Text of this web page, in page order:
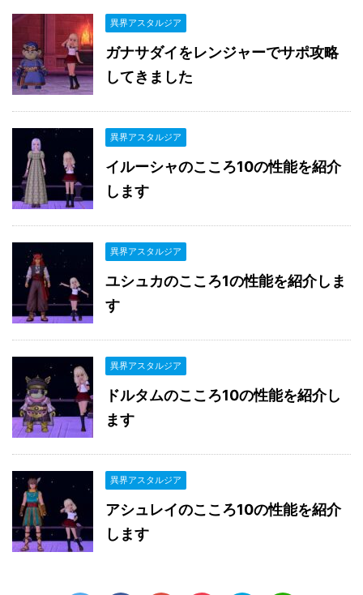
異界アスタルジア
ガナサダイをレンジャーでサポ攻略
してきました
異界アスタルジア
イルーシャのこころ10の性能を紹介
します
異界アスタルジア
ユシュカのこころ1の性能を紹介しま
す
異界アスタルジア
ドルタムのこころ10の性能を紹介し
ます
異界アスタルジア
アシュレイのこころ10の性能を紹介
します